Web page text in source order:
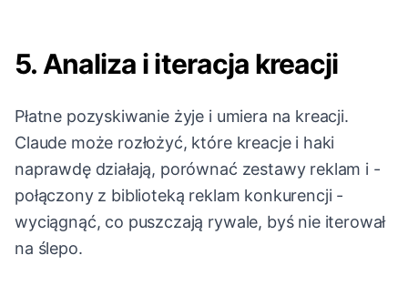
5. Analiza i iteracja kreacji
Płatne pozyskiwanie żyje i umiera na kreacji.
Claude może rozłożyć, które kreacje i haki
naprawdę działają, porównać zestawy reklam i -
połączony z biblioteką reklam konkurencji -
wyciągnąć, co puszczają rywale, byś nie iterował
na ślepo.